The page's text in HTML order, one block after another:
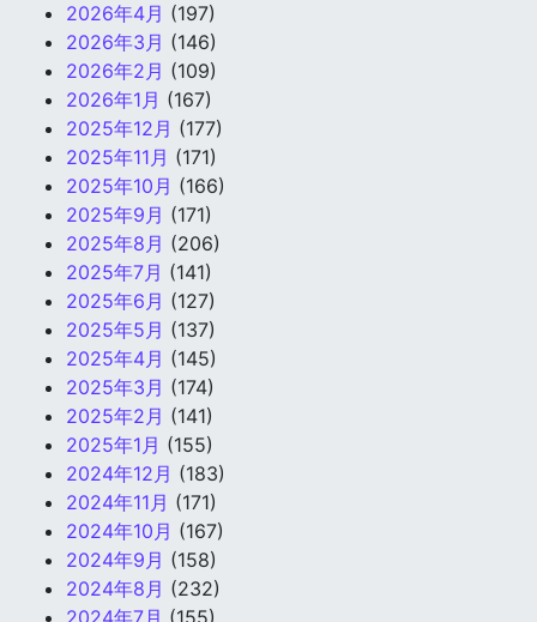
2026年4月 (197)
2026年3月 (146)
2026年2月 (109)
2026年1月 (167)
2025年12月 (177)
2025年11月 (171)
2025年10月 (166)
2025年9月 (171)
2025年8月 (206)
2025年7月 (141)
2025年6月 (127)
2025年5月 (137)
2025年4月 (145)
2025年3月 (174)
2025年2月 (141)
2025年1月 (155)
2024年12月 (183)
2024年11月 (171)
2024年10月 (167)
2024年9月 (158)
2024年8月 (232)
2024年7月 (155)